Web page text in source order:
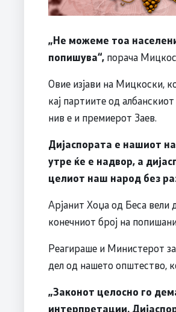
„Не можеме тоа
попишува“, порача
Овие изјави на Мицкоски,
кај партиите од
нив е и премиерот Заев.
Дијаспората е нашиот
утре ќе е надвор, а
целиот наш народ без
Арјанит Хоџа од Беса
конечниот број на
Реагираше и Министерот
дел од нашето општество,
„Законот целосно го
интерпретации.